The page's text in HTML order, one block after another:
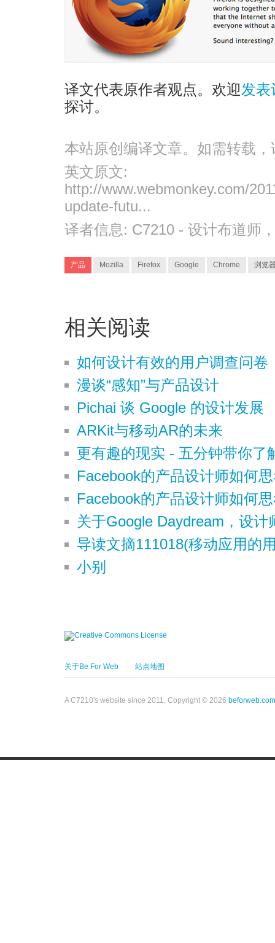
译文代表原作者观点。欢迎发表
探讨。
本站原创编译文章。如需转载
英文原文:
http://www.webmonkey.com/
update-futu...
译者信息: C7210 - 设计布道师
产品 Mozilla Firefox Google Chrome 浏览
相关阅读
如何设计有效的用户调查问卷
漫谈“感知”与产品设计
Pichai 谈 Google 的设计发展
ARKit与移动AR的未来
更有趣的现实 - 五分钟带你了
Facebook的产品设计师如何
Facebook的产品设计师如何
关于Google Daydream，设计
导读文摘111018(移动应用的
小别
关于Be For Web 站点地图
A C7210's website since 2011. Copyright © 2026 beforweb.com